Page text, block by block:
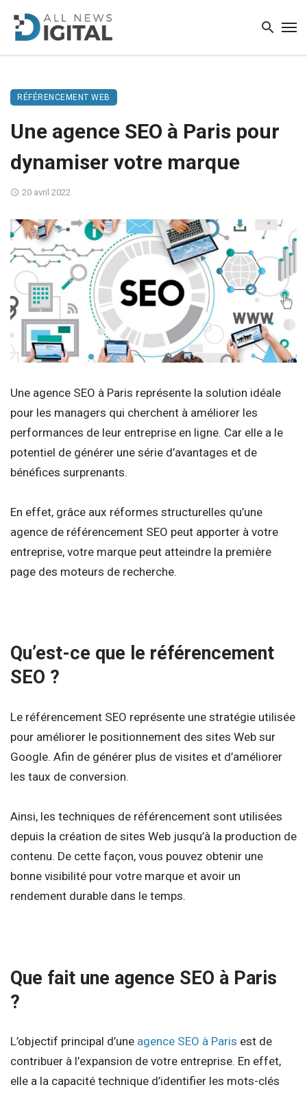
RÉFÉRENCEMENT WEB
Une agence SEO à Paris pour
dynamiser votre marque
20 avril 2022
Une agence SEO à Paris représente la solution idéale
pour les managers qui cherchent à améliorer les
performances de leur entreprise en ligne. Car elle a le
potentiel de générer une série d’avantages et de
bénéfices surprenants.
En effet, grâce aux réformes structurelles qu’une
agence de référencement SEO peut apporter à votre
entreprise, votre marque peut atteindre la première
page des moteurs de recherche.
Qu’est-ce que le référencement
SEO ?
Le référencement SEO représente une stratégie utilisée
pour améliorer le positionnement des sites Web sur
Google. Afin de générer plus de visites et d’améliorer
les taux de conversion.
Ainsi, les techniques de référencement sont utilisées
depuis la création de sites Web jusqu’à la production de
contenu. De cette façon, vous pouvez obtenir une
bonne visibilité pour votre marque et avoir un
rendement durable dans le temps.
Que fait une agence SEO à Paris
?
L’objectif principal d’une agence SEO à Paris est de
contribuer à l’expansion de votre entreprise. En effet,
elle a la capacité technique d’identifier les mots-clés